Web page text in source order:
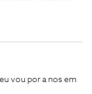
vou por a nos em